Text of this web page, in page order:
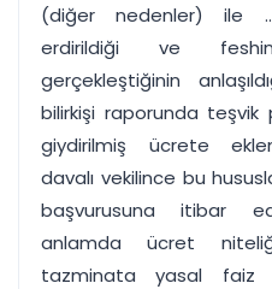
(diğer nedenler) ile
erdirildiği ve
gerçekleştiğinin
bilirkişi raporunda teşvik
giydirilmiş ücrete
davalı vekilince bu
başvurusuna itibar
anlamda ücret
tazminata yasal faiz